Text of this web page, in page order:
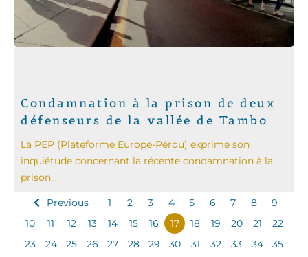
Condamnation à la prison de deux
défenseurs de la vallée de Tambo
La PEP (Plateforme Europe-Pérou) exprime son
inquiétude concernant la récente condamnation à la
prison...
Previous 1 2 3 4 5 6 7 8
9
10
11 12 13 14 15 16 17 18 19 20 21
22
23
24 25 26 27 28 29 30 31 32 33 34
35